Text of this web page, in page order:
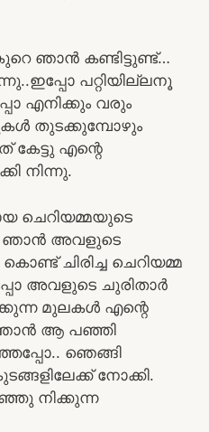
ഞാൻ കണ്ടിട്ടുണ്ട്…
പറ്റിയില്ലനൂ
എനിക്കും വരും
തുടക്കുമ്പോഴും
എന്റെ
നിന്നു.
ചെറിയമ്മയുടെ
ഞാൻ അവളുടെ
ചിരിച്ച ചെറിയമ്മ
അവളുടെ ചുരിതാർ
മുലകൾ എന്റെ
ആ പഞ്ഞി
ഞെങ്ങി
നോക്കി.
നിക്കുന്ന